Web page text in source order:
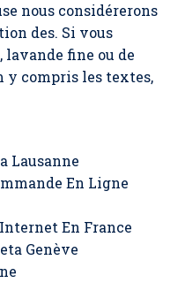
nous considérerons
des. Si vous
fine ou de
y compris les textes,
Lausanne
En Ligne
En France
Genève